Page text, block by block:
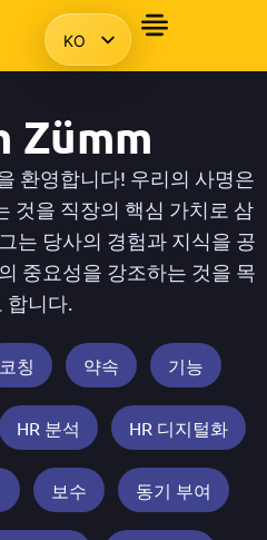
KO
HU
PL
Zümm
환영합니다! 우리의 사명은
것을 직장의 핵심 가치로 삼
는 당사의 경험과 지식을 공
중요성을 강조하는 것을 목
합니다.
코칭 약속 기능
HR 분석 HR 디지털화
보수 동기 부여